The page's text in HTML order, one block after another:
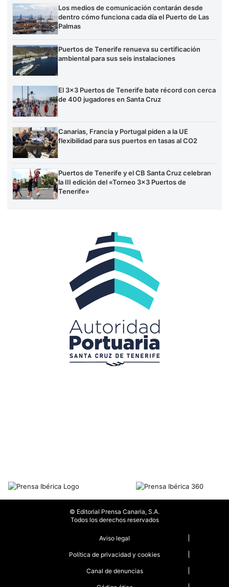
Los medios de comunicación contarán desde
dentro cómo funciona cada día el Puerto de Las
Palmas
Puertos de Tenerife renueva su certificación
ambiental para sus seis instalaciones
El 3×3 Puertos de Tenerife bate récord con cerca
de 400 jugadores en Santa Cruz
Canarias, Francia y Portugal piden a la UE
flexibilidad para sus puertos en tasas al CO2
Puertos de Tenerife y el CB Santa Cruz celebran
la III edición del «Torneo 3×3 Puertos de
Tenerife»
© Editorial Prensa Canaria, S.A.
Todos los derechos reservados
Aviso legal
Política de privacidad y cookies
Canal de denuncias